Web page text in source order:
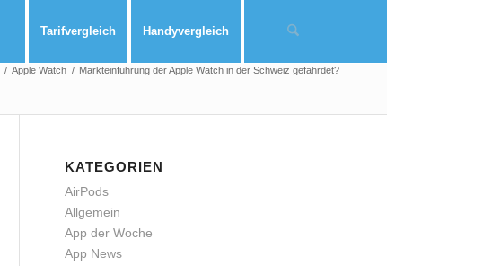
Tarifvergleich Handyvergleich
/ Apple Watch / Markteinführung der Apple Watch in der Schweiz gefährdet?
KATEGORIEN
AirPods
Allgemein
App der Woche
App News